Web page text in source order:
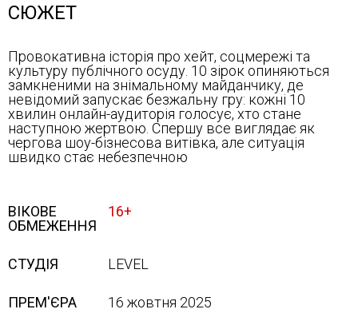
СЮЖЕТ
Провокативна історія про хейт, соцмережі та
культуру публічного осуду. 10 зірок опиняються
замкненими на знімальному майданчику, де
невідомий запускає безжальну гру: кожні 10
хвилин онлайн-аудиторія голосує, хто стане
наступною жертвою. Спершу все виглядає як
чергова шоу-бізнесова витівка, але ситуація
швидко стає небезпечною
ВІКОВЕ
ОБМЕЖЕННЯ
16+
СТУДІЯ LEVEL
ПРЕМ'ЄРА 16 жовтня 2025